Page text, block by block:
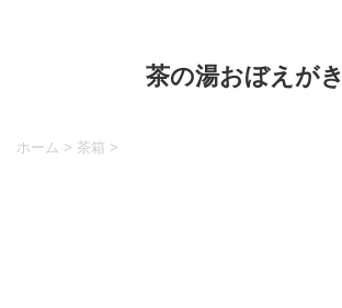
茶の湯おぼえがき
ホーム > 茶箱 >